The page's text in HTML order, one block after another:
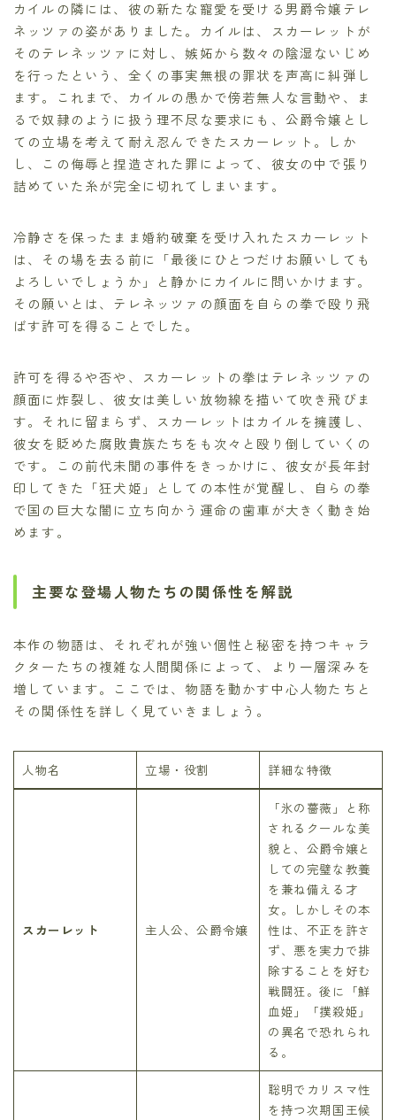
カイルの隣には、彼の新たな寵愛を受ける男爵令嬢テレ
ネッツァの姿がありました。カイルは、スカーレットが
そのテレネッツァに対し、嫉妬から数々の陰湿ないじめ
を行ったという、全くの事実無根の罪状を声高に糾弾し
ます。これまで、カイルの愚かで傍若無人な言動や、ま
るで奴隷のように扱う理不尽な要求にも、公爵令嬢とし
ての立場を考えて耐え忍んできたスカーレット。しか
し、この侮辱と捏造された罪によって、彼女の中で張り
詰めていた糸が完全に切れてしまいます。
冷静さを保ったまま婚約破棄を受け入れたスカーレット
は、その場を去る前に「最後にひとつだけお願いしても
よろしいでしょうか」と静かにカイルに問いかけます。
その願いとは、テレネッツァの顔面を自らの拳で殴り飛
ばす許可を得ることでした。
許可を得るや否や、スカーレットの拳はテレネッツァの
顔面に炸裂し、彼女は美しい放物線を描いて吹き飛びま
す。それに留まらず、スカーレットはカイルを擁護し、
彼女を貶めた腐敗貴族たちをも次々と殴り倒していくの
です。この前代未聞の事件をきっかけに、彼女が長年封
印してきた「狂犬姫」としての本性が覚醒し、自らの拳
で国の巨大な闇に立ち向かう運命の歯車が大きく動き始
めます。
主要な登場人物たちの関係性を解説
本作の物語は、それぞれが強い個性と秘密を持つキャラ
クターたちの複雑な人間関係によって、より一層深みを
増しています。ここでは、物語を動かす中心人物たちと
その関係性を詳しく見ていきましょう。
人物名 立場・役割 詳細な特徴
スカーレット 主人公、公爵令嬢
「氷の薔薇」と称
されるクールな美
貌と、公爵令嬢と
しての完璧な教養
を兼ね備える才
女。しかしその本
性は、不正を許さ
ず、悪を実力で排
除することを好む
戦闘狂。後に「鮮
血姫」「撲殺姫」
の異名で恐れられ
る。
聡明でカリスマ性
を持つ次期国王候